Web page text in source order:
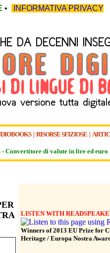
• INFORMATIVA PRIVACY
| RISORSE SFIZIOSE |
- Convertitore di valute in lire ed euro
LISTEN WITH
Winners of 2013 EU Prize for
Heritage / Europa Nostra